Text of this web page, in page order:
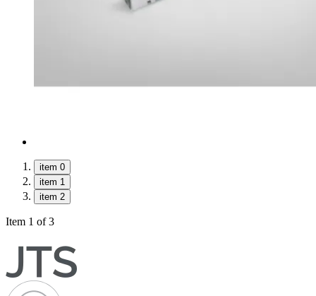
item 0
item 1
item 2
Item 1 of 3